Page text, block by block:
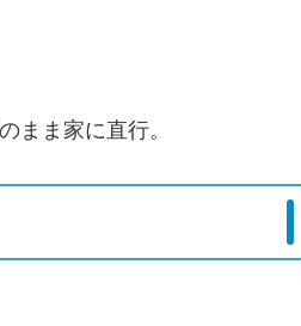
まま家に直行。